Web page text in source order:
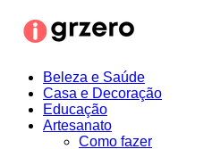
para
Beleza e Saúde
Casa e Decoração
Educação
Artesanato
Como fazer